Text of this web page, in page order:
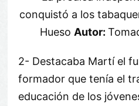
conquistó a los
Hueso Autor:
2- Destacaba Martí el
formador que tenía el
educación de los